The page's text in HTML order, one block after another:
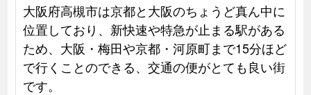
大阪府高槻市は京都と大阪のちょうど真ん中に
位置しており、新快速や特急が止まる駅がある
ため、大阪・梅田や京都・河原町まで15分ほど
で行くことのできる、交通の便がとても良い街
です。